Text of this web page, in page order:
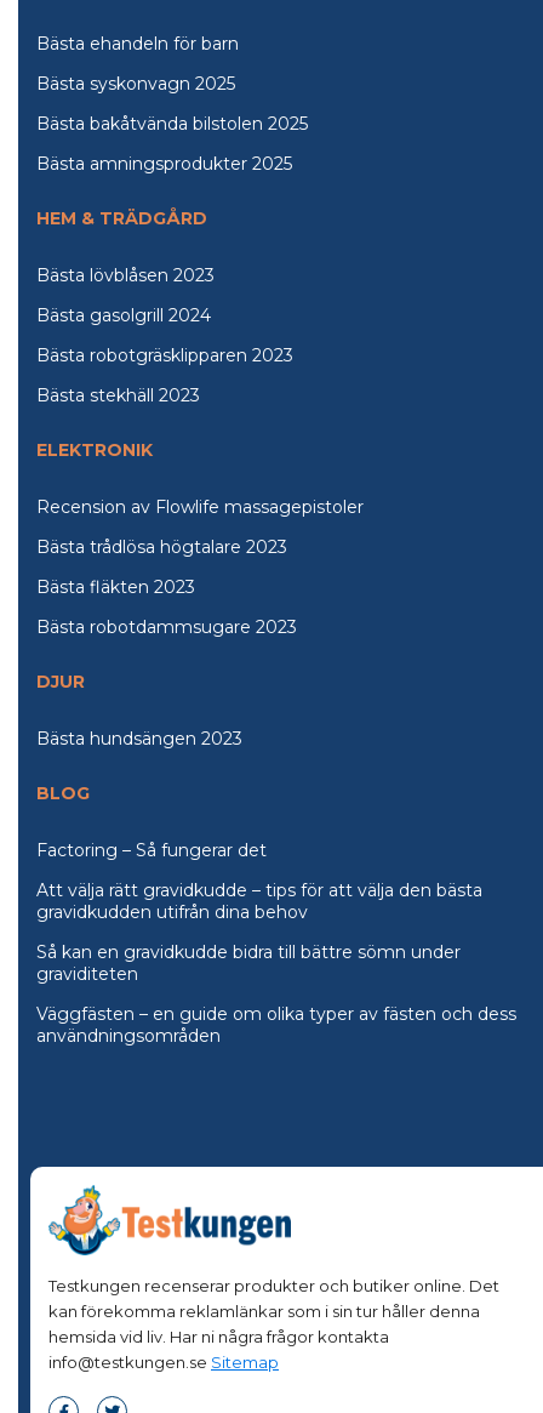
Bästa ehandeln för barn
Bästa syskonvagn 2025
Bästa bakåtvända bilstolen 2025
Bästa amningsprodukter 2025
HEM & TRÄDGÅRD
Bästa lövblåsen 2023
Bästa gasolgrill 2024
Bästa robotgräsklipparen 2023
Bästa stekhäll 2023
ELEKTRONIK
Recension av Flowlife massagepistoler
Bästa trådlösa högtalare 2023
Bästa fläkten 2023
Bästa robotdammsugare 2023
DJUR
Bästa hundsängen 2023
BLOG
Factoring – Så fungerar det
Att välja rätt gravidkudde – tips för att välja den bästa
gravidkudden utifrån dina behov
Så kan en gravidkudde bidra till bättre sömn under
graviditeten
Väggfästen – en guide om olika typer av fästen och dess
användningsområden
Testkungen recenserar produkter och butiker online. Det
kan förekomma reklamlänkar som i sin tur håller denna
hemsida vid liv. Har ni några frågor kontakta
info@testkungen.se Sitemap